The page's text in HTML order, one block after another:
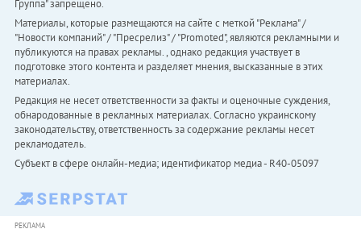
Группа" запрещено.
Материалы, которые размещаются на сайте с меткой "Реклама" /
"Новости компаний" / "Пресрелиз" / "Promoted", являются рекламными и
публикуются на правах рекламы. , однако редакция участвует в
подготовке этого контента и разделяет мнения, высказанные в этих
материалах.
Редакция не несет ответственности за факты и оценочные суждения,
обнародованные в рекламных материалах. Согласно украинскому
законодательству, ответственность за содержание рекламы несет
рекламодатель.
Субъект в сфере онлайн-медиа; идентификатор медиа - R40-05097
РЕКЛАМА